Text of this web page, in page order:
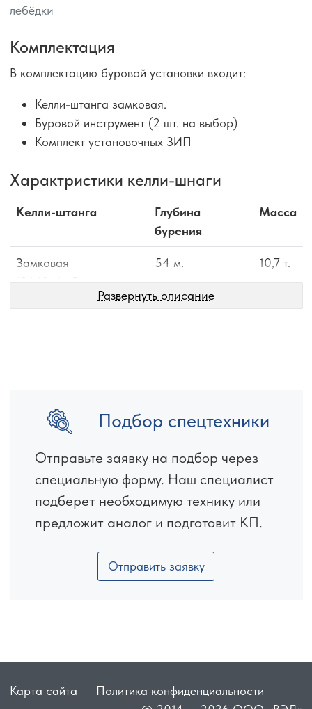
лебёдки
Комплектация
В комплектацию буровой установки входит:
Келли-штанга замковая.
Буровой инструмент (2 шт. на выбор)
Комплект установочных ЗИП
Характристики келли-шнаги
Келли-штанга
Глубина
бурения
Масса
Замковая
JS440х4х15м
54 м. 10,7 т.
Замковая
41 м. 8,5 т.
Развернуть описание
Подбор спецтехники
Отправьте заявку на подбор через
специальную форму. Наш специалист
подберет необходимую технику или
предложит аналог и подготовит КП.
Отправить заявку
Карта сайта
Политика конфиденциальности